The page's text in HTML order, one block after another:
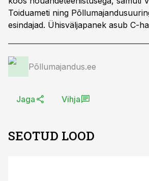
Toiduameti ning
esindajad. Ühisväljapanek asub C-
Põllumajandus.ee
Jaga Vihja
SEOTUD LOOD